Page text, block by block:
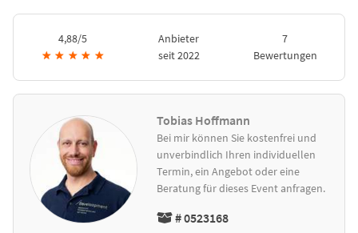
4,88/5
★ ★ ★ ★ ★
Anbieter
seit 2022
7
Bewertungen
Tobias Hoffmann
Bei mir können Sie kostenfrei und
unverbindlich Ihren individuellen
Termin, ein Angebot oder eine
Beratung für dieses Event anfragen.
# 0523168